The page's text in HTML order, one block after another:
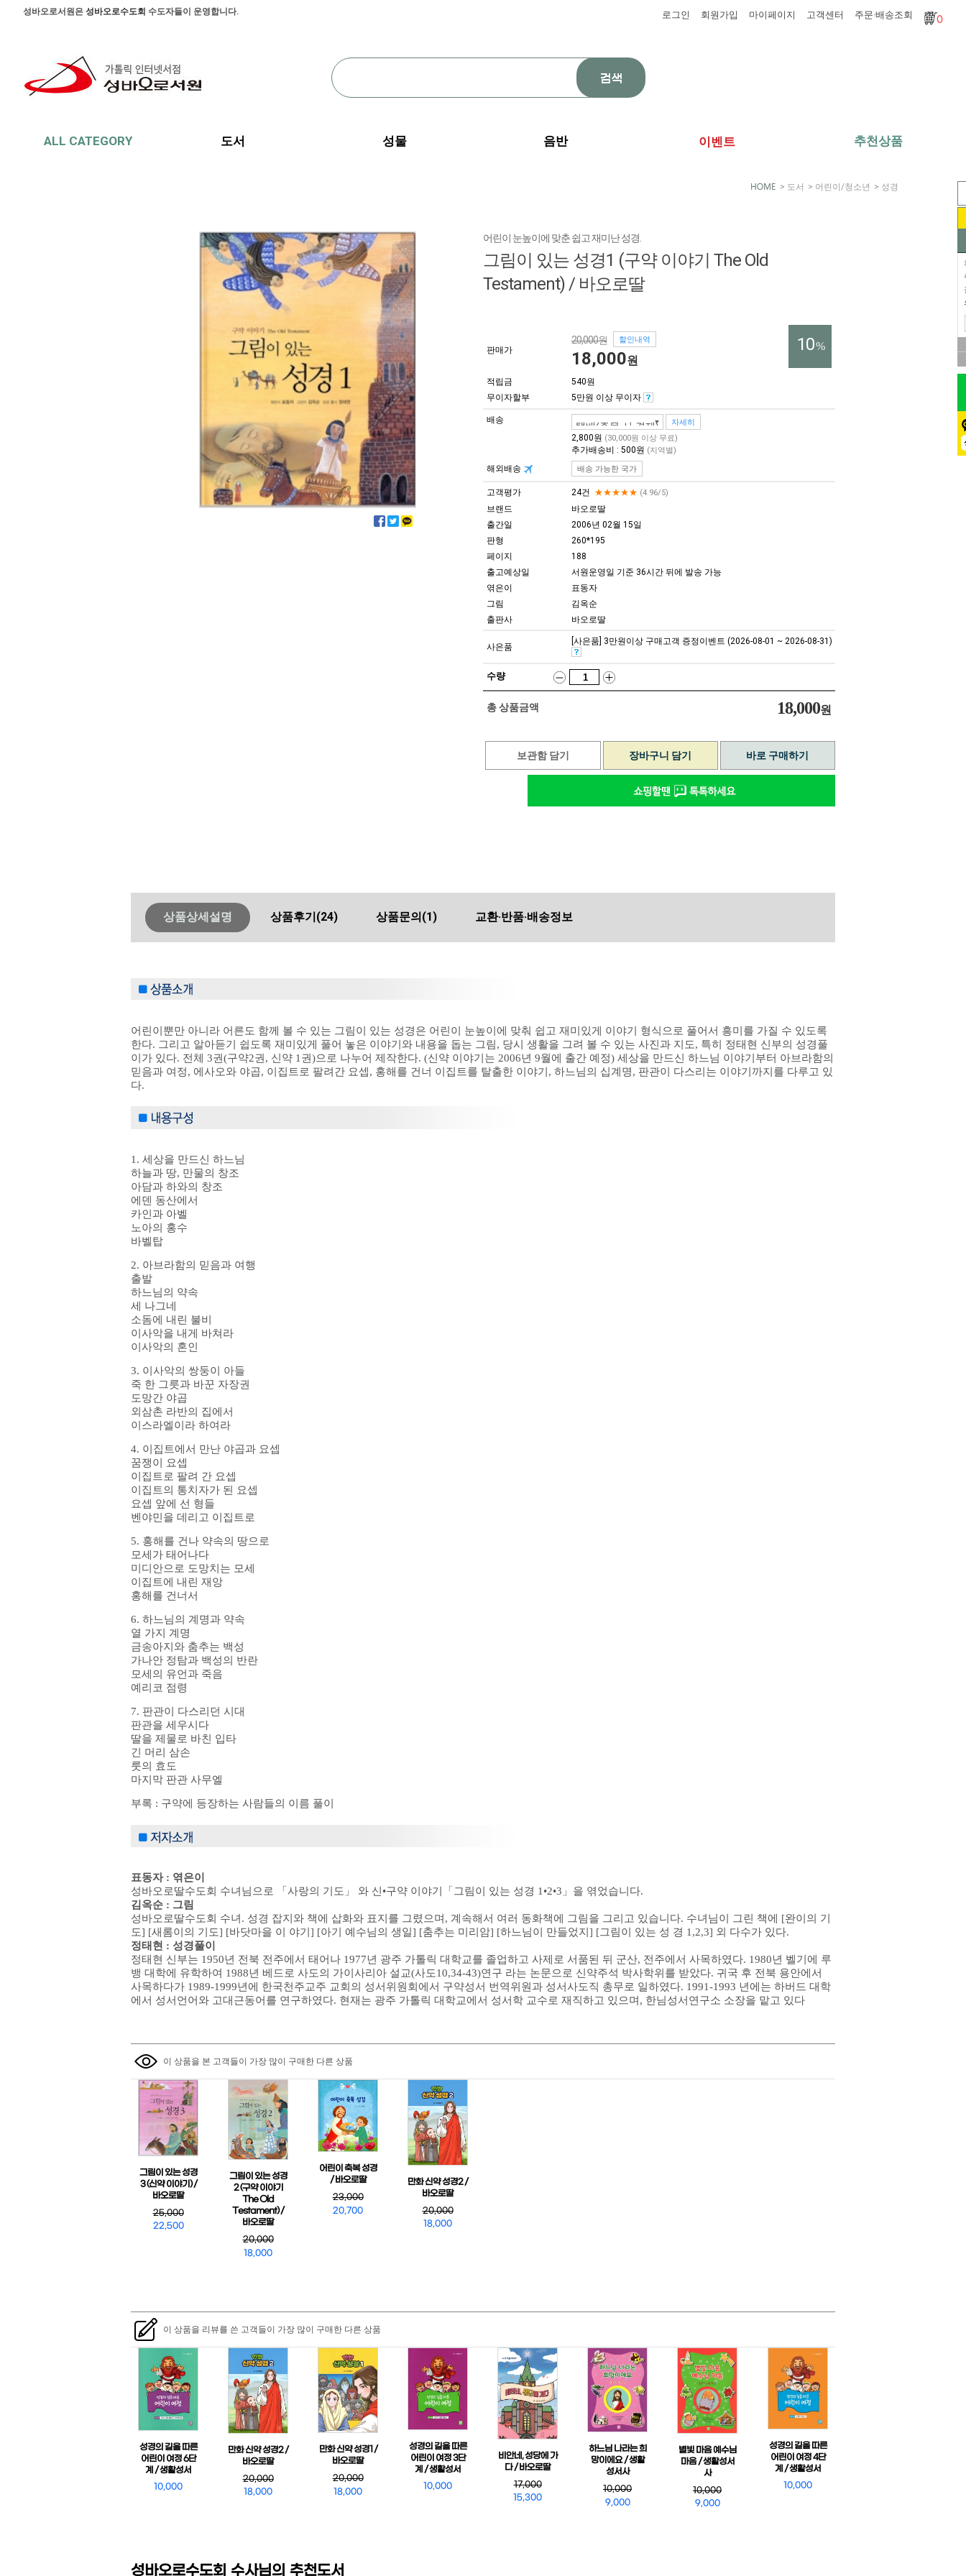
본문 바로가기
주메뉴 바로가기
사이드메뉴 바로가기
성바오로서원은 성바오로수도회 수도자들이 운영합니다. 로그인 회원가입 마이페이지 고객센터 주문·배송조회 0
ALL CATEGORY 도서 성물 음반 이벤트 추천상품
> 도서 > 어린이/청소년 > 성경
어린이 눈높이에 맞춘 쉽고 재미난 성경.
그림이 있는 성경1 (구약 이야기 The Old
Testament) / 바오로딸
10%
판매가
20,000원 할인내역
18,000원
적립금
540원
무이자할부
5만원 이상 무이자
배송 자세히
2,800원 (30,000원 이상 무료)
추가배송비 : 500원 (지역별)
해외배송 배송 가능한 국가
고객평가 24건 ★★★★★ (4.96/5)
브랜드
바오로딸
출간일
2006년 02월 15일
판형
260*195
페이지
188
출고예상일
서원운영일 기준 36시간 뒤에 발송 가능
엮은이
표동자
그림
김옥순
출판사
바오로딸
사은품
[사은품] 3만원이상 구매고객 증정이벤트 (2026-08-01 ~ 2026-08-31)
수량
총 상품금액 18,000원
보관함 담기 장바구니 담기 바로 구매하기
상품상세설명 상품후기(24) 상품문의(1) 교환·반품·배송정보
어린이뿐만 아니라 어른도 함께 볼 수 있는 그림이 있는 성경은 어린이 눈높이에 맞춰 쉽고 재미있게 이야기 형식으로 풀어서 흥미를 가질 수 있도록
한다. 그리고 알아듣기 쉽도록 재미있게 풀어 놓은 이야기와 내용을 돕는 그림, 당시 생활을 그려 볼 수 있는 사진과 지도, 특히 정태현 신부의 성경풀
이가 있다. 전체 3권(구약2권, 신약 1권)으로 나누어 제작한다. (신약 이야기는 2006년 9월에 출간 예정) 세상을 만드신 하느님 이야기부터 아브라함의
믿음과 여정, 에사오와 야곱, 이집트로 팔려간 요셉, 홍해를 건너 이집트를 탈출한 이야기, 하느님의 십계명, 판관이 다스리는 이야기까지를 다루고 있
다.
1. 세상을 만드신 하느님
하늘과 땅, 만물의 창조
아담과 하와의 창조
에덴 동산에서
카인과 아벨
노아의 홍수
바벨탑
2. 아브라함의 믿음과 여행
출발
하느님의 약속
세 나그네
소돔에 내린 불비
이사악을 내게 바쳐라
이사악의 혼인
3. 이사악의 쌍둥이 아들
죽 한 그릇과 바꾼 자장권
도망간 야곱
외삼촌 라반의 집에서
이스라엘이라 하여라
4. 이집트에서 만난 야곱과 요셉
꿈쟁이 요셉
이집트로 팔려 간 요셉
이집트의 통치자가 된 요셉
요셉 앞에 선 형들
벤야민을 데리고 이집트로
5. 홍해를 건나 약속의 땅으로
모세가 태어나다
미디안으로 도망치는 모세
이집트에 내린 재앙
홍해를 건너서
6. 하느님의 계명과 약속
열 가지 계명
금송아지와 춤추는 백성
가나안 정탐과 백성의 반란
모세의 유언과 죽음
예리코 점령
7. 판관이 다스리던 시대
판관을 세우시다
딸을 제물로 바친 입타
긴 머리 삼손
룻의 효도
마지막 판관 사무엘
부록 : 구약에 등장하는 사람들의 이름 풀이
표동자 : 엮은이
성바오로딸수도회 수녀님으로 「사랑의 기도」 와 신•구약 이야기「그림이 있는 성경 1•2•3」을 엮었습니다.
김옥순 : 그림
성바오로딸수도회 수녀. 성경 잡지와 책에 삽화와 표지를 그렸으며, 계속해서 여러 동화책에 그림을 그리고 있습니다. 수녀님이 그린 책에 [완이의 기
도] [새롬이의 기도] [바닷마을 이 야기] [아기 예수님의 생일] [춤추는 미리암] [하느님이 만들었지] [그림이 있는 성 경 1,2,3] 외 다수가 있다.
정태현 : 성경풀이
정태현 신부는 1950년 전북 전주에서 태어나 1977년 광주 가톨릭 대학교를 졸업하고 사제로 서품된 뒤 군산, 전주에서 사목하였다. 1980년 벨기에 루
뱅 대학에 유학하여 1988년 베드로 사도의 가이사리아 설교(사도10,34-43)연구 라는 논문으로 신약주석 박사학위를 받았다. 귀국 후 전북 용안에서
사목하다가 1989-1999년에 한국천주교주 교회의 성서위원회에서 구약성서 번역위원과 성서사도직 총무로 일하였다. 1991-1993 년에는 하버드 대학
에서 성서언어와 고대근동어를 연구하였다. 현재는 광주 가톨릭 대학교에서 성서학 교수로 재직하고 있으며, 한님성서연구소 소장을 맡고 있다
이 상품을 본 고객들이 가장 많이 구매한 다른 상품
그림이 있는 성경
3 (신약 이야기) /
바오로딸
25,000
22,500
그림이 있는 성경
2 (구약 이야기
The Old
Testament) /
바오로딸
20,000
18,000
어린이 축복 성경
/ 바오로딸
23,000
20,700
만화 신약 성경2 /
바오로딸
20,000
18,000
이 상품을 리뷰를 쓴 고객들이 가장 많이 구매한 다른 상품
성경의 길을 따른
어린이 여정 6단
계 / 생활성서
10,000
만화 신약 성경2 /
바오로딸
20,000
18,000
만화 신약 성경1 /
바오로딸
20,000
18,000
성경의 길을 따른
어린이 여정 3단
계 / 생활성서
10,000
비안네, 성당에 가
다 / 바오로딸
17,000
15,300
하느님 나라는 희
망이에요 / 생활
성서사
10,000
9,000
별빛 마음 예수님
마음 / 생활성서
사
10,000
9,000
성경의 길을 따른
어린이 여정 4단
계 / 생활성서
10,000
성바오로수도회 수사님의 추천도서